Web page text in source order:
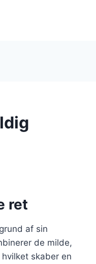
ret
af sin
de milde,
skaber en